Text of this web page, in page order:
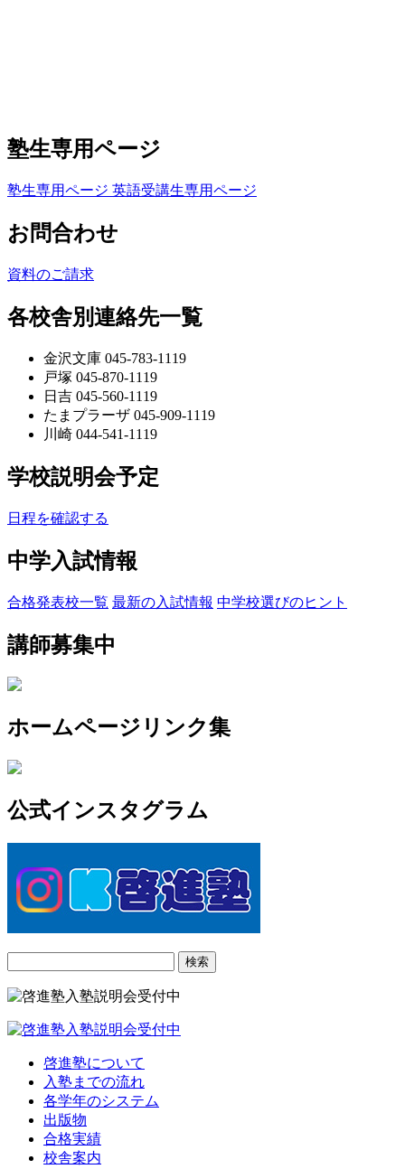
塾生専用ページ
塾生専用ページ 英語受講生専用ページ
お問合わせ
資料のご請求
各校舎別連絡先一覧
金沢文庫 045-783-1119
戸塚 045-870-1119
日吉 045-560-1119
たまプラーザ 045-909-1119
川崎 044-541-1119
学校説明会予定
日程を確認する
中学入試情報
合格発表校一覧 最新の入試情報 中学校選びのヒント
講師募集中
ホームページリンク集
公式インスタグラム
啓進塾について
入塾までの流れ
各学年のシステム
出版物
合格実績
校舎案内